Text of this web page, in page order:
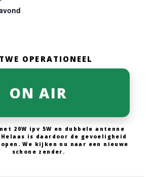
OPERATIONEEL
ON AIR
20W ipv 5W en dubbele antenne
is daardoor de gevoeligheid
We kijken nu naar een nieuwe
schone zender.